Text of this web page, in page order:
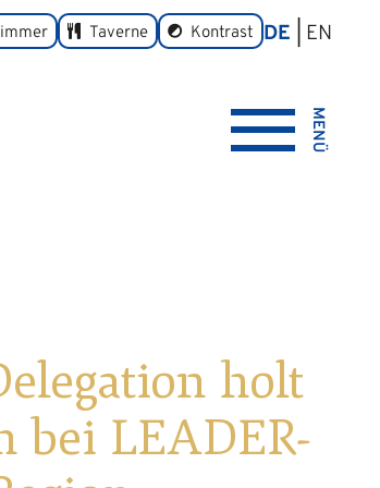
Taverne Kontrast umschalten
DE EN
MENÜ
holt
bei LEADER-